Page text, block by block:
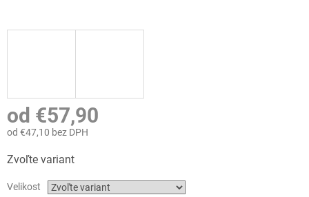
od €57,90
od €47,10 bez DPH
cena:
Zvoľte variant
Velikost